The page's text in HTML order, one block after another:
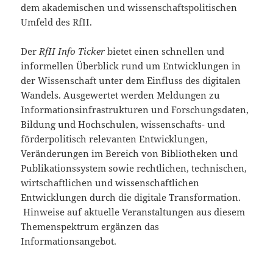
dem akademischen und wissenschaftspolitischen
Umfeld des RfII.
DerRfII Info Ticker bietet einen schnellen und
informellen Überblick rund um Entwicklungen in
der Wissenschaft unter dem Einfluss des digitalen
Wandels. Ausgewertet werden Meldungen zu
Informationsinfrastrukturen und Forschungsdaten,
Bildung und Hochschulen, wissenschafts- und
förderpolitisch relevanten Entwicklungen,
Veränderungen im Bereich von Bibliotheken und
Publikationssystem sowie rechtlichen, technischen,
wirtschaftlichen und wissenschaftlichen
Entwicklungen durch die digitale Transformation.
Hinweise auf aktuelle Veranstaltungen aus diesem
Themenspektrum ergänzen das
Informationsangebot.